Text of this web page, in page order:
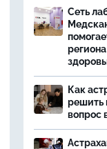
Сеть
Как
решить
вопрос